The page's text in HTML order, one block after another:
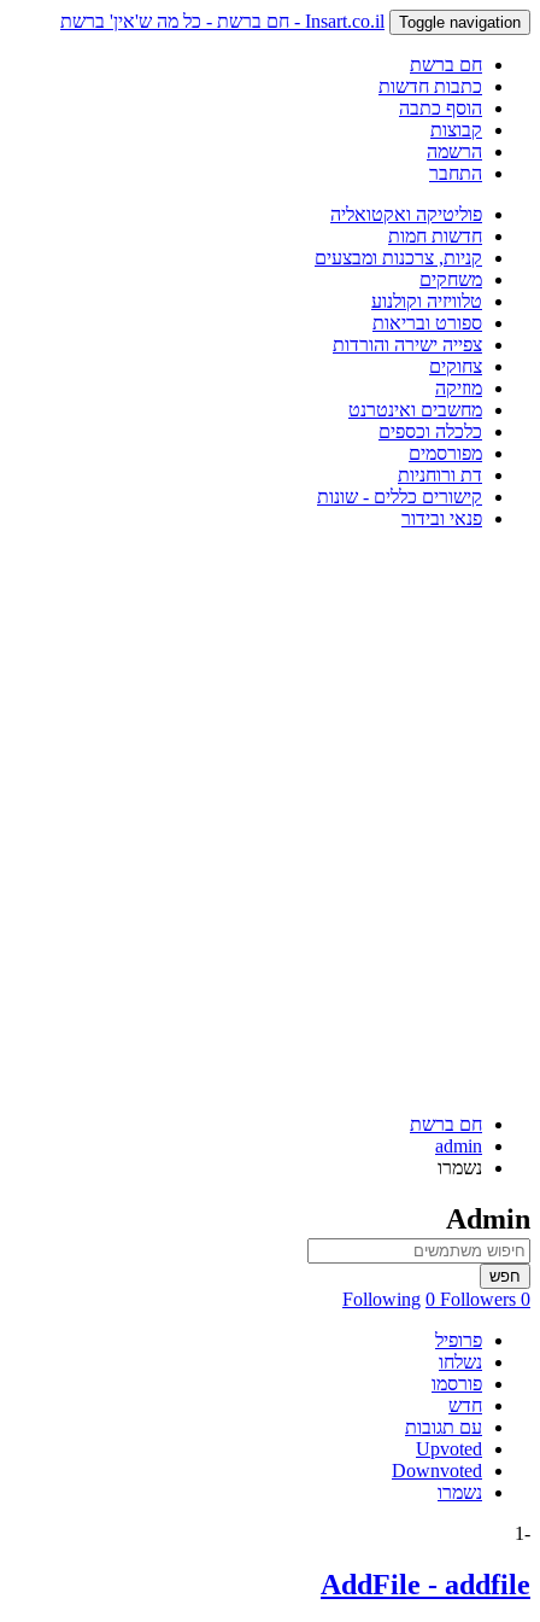
Toggle navigation Insart.co.il - חם ברשת - כל מה ש'אין' ברשת
חם ברשת
כתבות חדשות
הוסף כתבה
קבוצות
הרשמה
התחבר
פוליטיקה ואקטואליה
חדשות חמות
קניות, צרכנות ומבצעים
משחקים
טלוויזיה וקולנוע
ספורט ובריאות
צפייה ישירה והורדות
צחוקים
מוזיקה
מחשבים ואינטרנט
כלכלה וכספים
מפורסמים
דת ורוחניות
קישורים כללים - שונות
פנאי ובידור
חם ברשת
admin
נשמרו
Admin
חפש
0 Following
0 Followers
פרופיל
נשלחו
פורסמו
חדש
עם תגובות
Upvoted
Downvoted
נשמרו
-1
AddFile - addfile